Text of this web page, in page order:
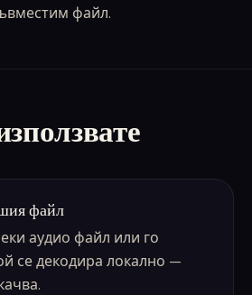
файл.
файл
аудио файл или го
се декодира локално —